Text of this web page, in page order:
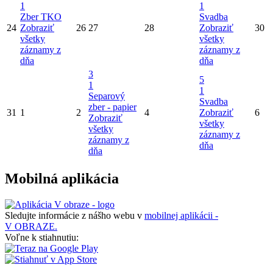
24
1
Zber TKO
Zobraziť
všetky
záznamy z
dňa
26 27 28
1
Svadba
Zobraziť
všetky
záznamy z
dňa
30
31 1 2
3
1
Separový
zber - papier
Zobraziť
všetky
záznamy z
dňa
4
5
1
Svadba
Zobraziť
všetky
záznamy z
dňa
6
Mobilná aplikácia
Sledujte informácie z nášho webu v mobilnej aplikácii -
V OBRAZE.
Voľne k stiahnutiu: